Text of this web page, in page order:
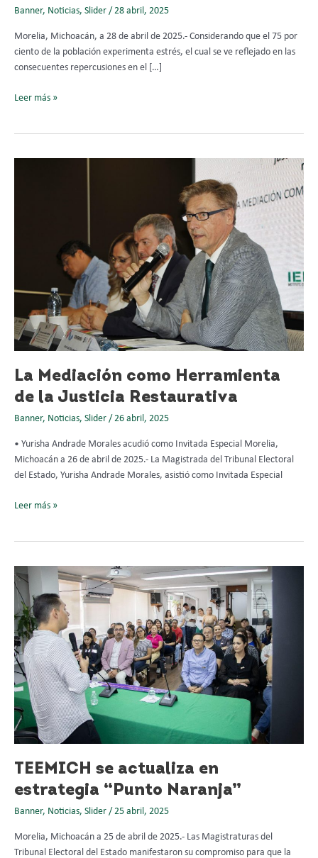
Banner, Noticias, Slider / 28 abril, 2025
Morelia, Michoacán, a 28 de abril de 2025.- Considerando que el 75 por
ciento de la población experimenta estrés, el cual se ve reflejado en las
consecuentes repercusiones en el […]
Leer más »
La Mediación como Herramienta
de la Justicia Restaurativa
Banner, Noticias, Slider / 26 abril, 2025
• Yurisha Andrade Morales acudió como Invitada Especial Morelia,
Michoacán a 26 de abril de 2025.- La Magistrada del Tribunal Electoral
del Estado, Yurisha Andrade Morales, asistió como Invitada Especial
Leer más »
TEEMICH se actualiza en
estrategia “Punto Naranja”
Banner, Noticias, Slider / 25 abril, 2025
Morelia, Michoacán a 25 de abril de 2025.- Las Magistraturas del
Tribunal Electoral del Estado manifestaron su compromiso para que la
TEEMICH
se
actualiza
en
estrategia
“Punto
Naranja”